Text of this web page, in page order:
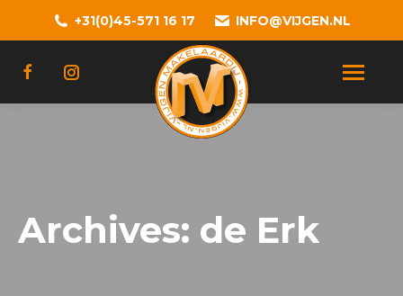
+31(0)45-571 16 17 INFO@VIJGEN.NL
Archives: de Erk